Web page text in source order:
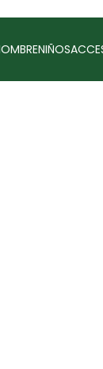
NIÑOS